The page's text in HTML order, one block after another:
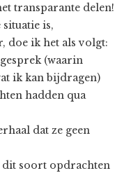
transparante delen!
is,
doe ik het als volgt:
(waarin
ik kan bijdragen)
hadden qua
dat ze geen
dit soort opdrachten